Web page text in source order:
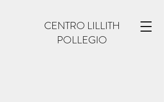
CENTRO LILLITH
POLLEGIO